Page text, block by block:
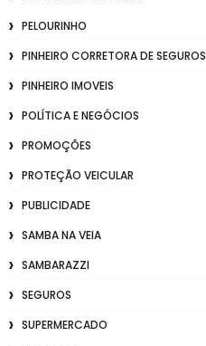
PELOURINHO
PINHEIRO CORRETORA DE SEGUROS
PINHEIRO IMOVEIS
POLÍTICA E NEGÓCIOS
PROMOÇÕES
PROTEÇÃO VEICULAR
PUBLICIDADE
SAMBA NA VEIA
SAMBARAZZI
SEGUROS
SUPERMERCADO